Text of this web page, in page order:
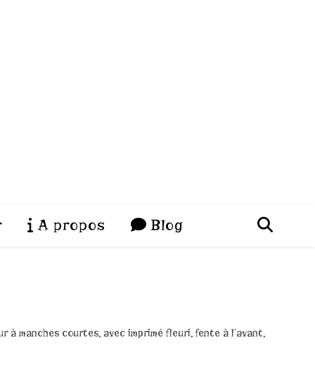
A propos Blog
à manches courtes, avec imprimé fleuri, fente à l’avant,